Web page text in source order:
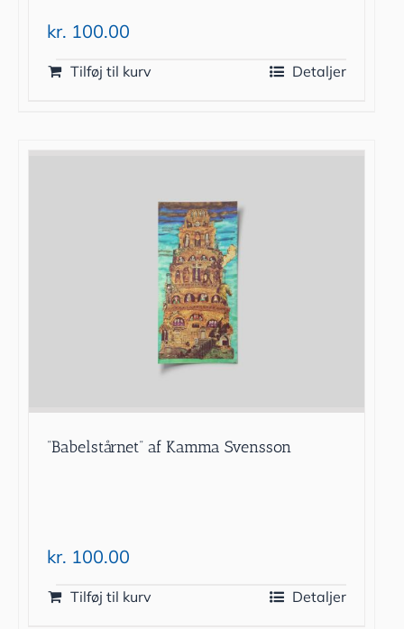
kr. 100.00
Tilføj til kurv Detaljer
”Babelstårnet” af Kamma Svensson
kr. 100.00
Tilføj til kurv Detaljer